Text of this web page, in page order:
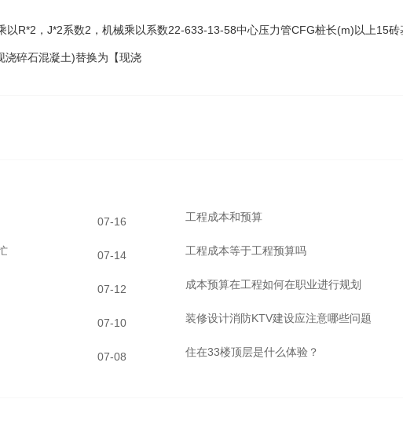
，J*2系数2，机械乘以系数22-633-13-58中心压力管CFG桩长(m)以上15砖
碎石混凝土)替换为【现浇
07-16 工程成本和预算
07-14 工程成本等于工程预算吗
07-12 成本预算在工程如何在职业进行规划
07-10 装修设计消防KTV建设应注意哪些问题
07-08 住在33楼顶层是什么体验？